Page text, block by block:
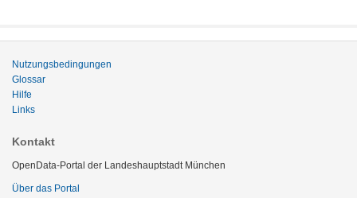
Nutzungsbedingungen
Glossar
Hilfe
Links
Kontakt
OpenData-Portal der Landeshauptstadt München
Über das Portal